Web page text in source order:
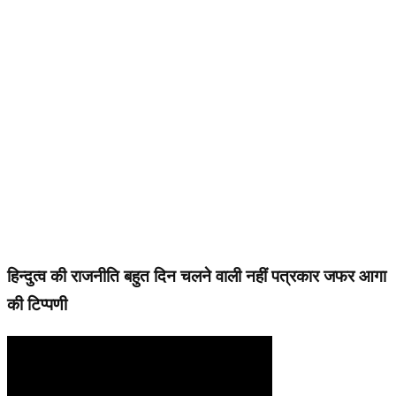
हिन्दुत्व की राजनीति बहुत दिन चलने वाली नहीं पत्रकार जफर आगा
की टिप्पणी